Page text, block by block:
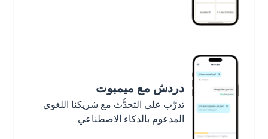
دردش مع ميمبوت
تدرَّب على التحدُّث مع شريكنا اللغوي
المدعوم بالذكاء الاصطناعي